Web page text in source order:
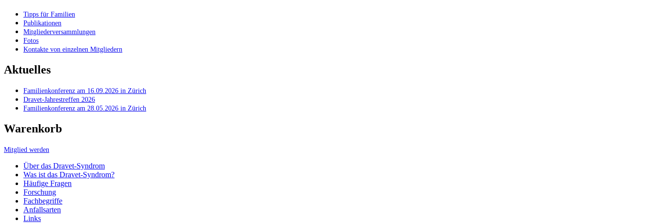
Tipps für Familien
Publikationen
Mitgliederversammlungen
Fotos
Kontakte von einzelnen Mitgliedern
Aktuelles
Familienkonferenz am 16.09.2026 in Zürich
Dravet-Jahrestreffen 2026
Familienkonferenz am 28.05.2026 in Zürich
Warenkorb
Mitglied werden
Über das Dravet-Syndrom
Was ist das Dravet-Syndrom?
Häufige Fragen
Forschung
Fachbegriffe
Anfallsarten
Links